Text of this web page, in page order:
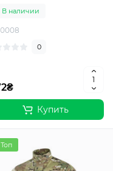
В наличии
0
Купить
Топ